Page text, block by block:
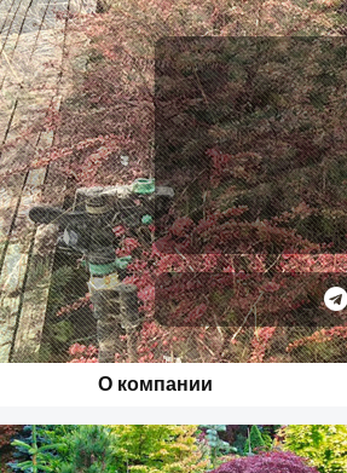
О компании